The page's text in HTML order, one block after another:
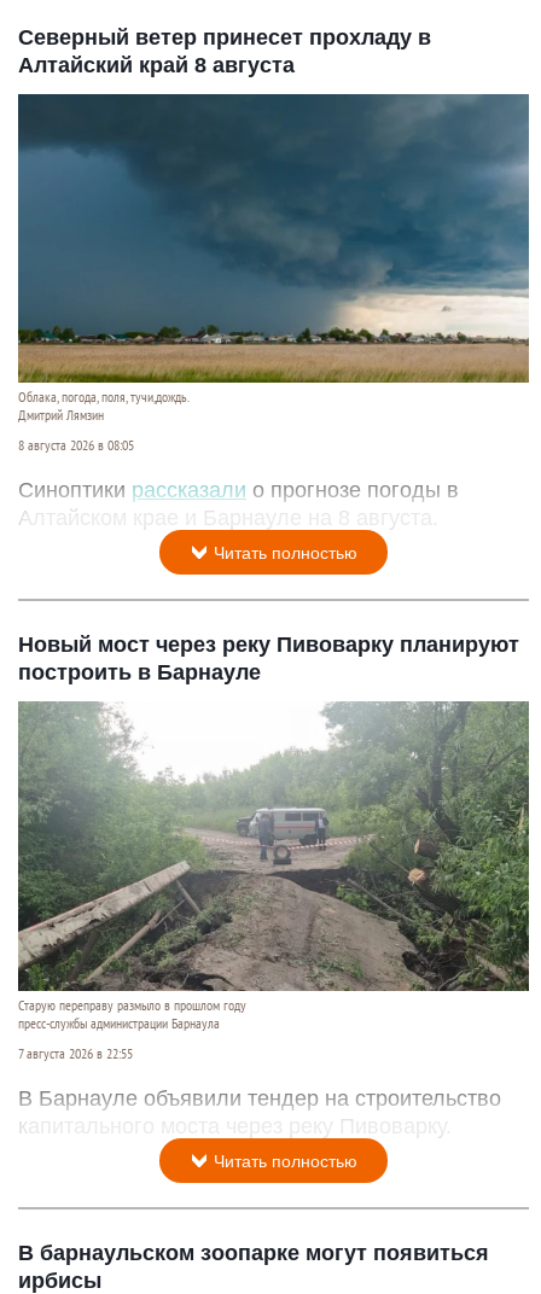
Северный ветер принесет прохладу в
Алтайский край 8 августа
Облака, погода, поля, тучи,дождь.
Дмитрий Лямзин
8 августа 2026 в 08:05
Синоптики рассказали о прогнозе погоды в
Алтайском крае и Барнауле на 8 августа.
Читать полностью
Новый мост через реку Пивоварку планируют
построить в Барнауле
Старую переправу размыло в прошлом году
пресс-службы администрации Барнаула
7 августа 2026 в 22:55
В Барнауле объявили тендер на строительство
капитального моста через реку Пивоварку.
Читать полностью
В барнаульском зоопарке могут появиться
ирбисы